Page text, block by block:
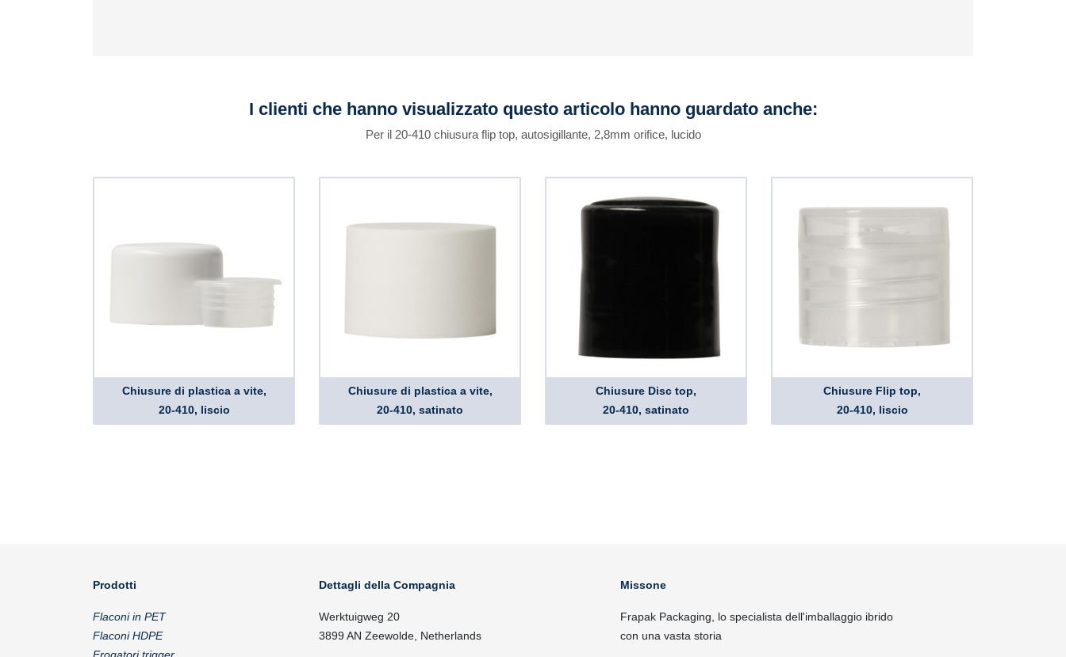
I clienti che hanno visualizzato questo articolo hanno guardato anche:
Per il 20-410 chiusura flip top, autosigillante, 2,8mm orifice, lucido
Chiusure di plastica a vite,
20-410, liscio
Chiusure di plastica a vite,
20-410, satinato
Chiusure Disc top,
20-410, satinato
Chiusure Flip top,
20-410, liscio
Prodotti
Flaconi in PET
Flaconi HDPE
Dettagli della Compagnia
Werktuigweg 20
3899 AN Zeewolde, Netherlands
Missone
Frapak Packaging, lo specialista dell'imballaggio ibrido
con una vasta storia